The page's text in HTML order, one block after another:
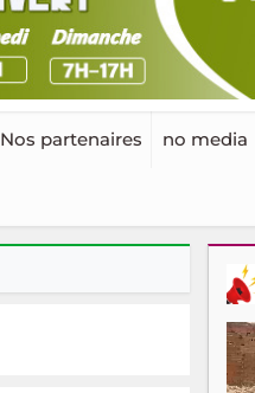
Nos partenaires no media